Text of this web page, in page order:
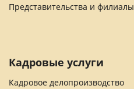
Представительства и филиалы
Кадровые услуги
Кадровое делопроизводство